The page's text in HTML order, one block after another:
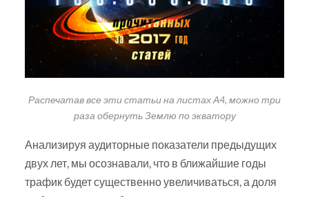
Распечатав все эти статьи на листах А4, можно три
раза обернуть Землю по экватору
Анализируя аудиторные показатели предыдущих
двух лет, мы осознавали, что в ближайшие годы
трафик будет существенно увеличиваться, а доля